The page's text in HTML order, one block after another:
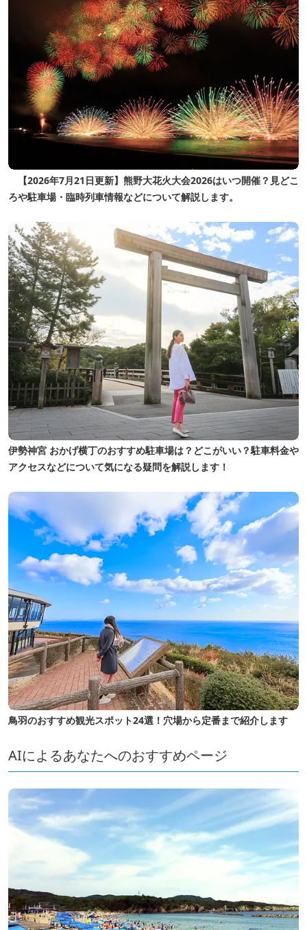
【2026年7月21日更新】熊野大花火大会2026はいつ開催？見どこ
ろや駐車場・臨時列車情報などについて解説します。
伊勢神宮 おかげ横丁のおすすめ駐車場は？どこがいい？駐車料金や
アクセスなどについて気になる疑問を解説します！
鳥羽のおすすめ観光スポット24選！穴場から定番まで紹介します
AIによるあなたへのおすすめページ